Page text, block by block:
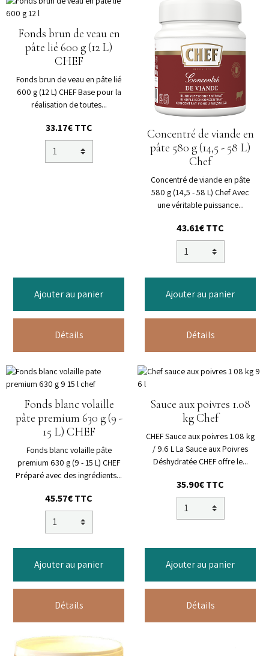
Fonds brun de veau en
pâte lié 600 g (12 L)
CHEF
Fonds brun de veau en pâte lié
600 g (12 L) CHEF Base pour la
réalisation de toutes...
33.17€ TTC
Ajouter au panier
Détails
Concentré de viande en
pâte 580 g (14,5 - 58 L)
Chef
Concentré de viande en pâte
580 g (14,5 - 58 L) Chef Avec
une véritable puissance...
43.61€ TTC
Ajouter au panier
Détails
Fonds blanc volaille
pâte premium 630 g (9 -
15 L) CHEF
Fonds blanc volaille pâte
premium 630 g (9 - 15 L) CHEF
Préparé avec des ingrédients...
45.57€ TTC
Ajouter au panier
Détails
Sauce aux poivres 1.08
kg Chef
CHEF Sauce aux poivres 1.08 kg
/ 9.6 L La Sauce aux Poivres
Déshydratée CHEF offre le...
35.90€ TTC
Ajouter au panier
Détails